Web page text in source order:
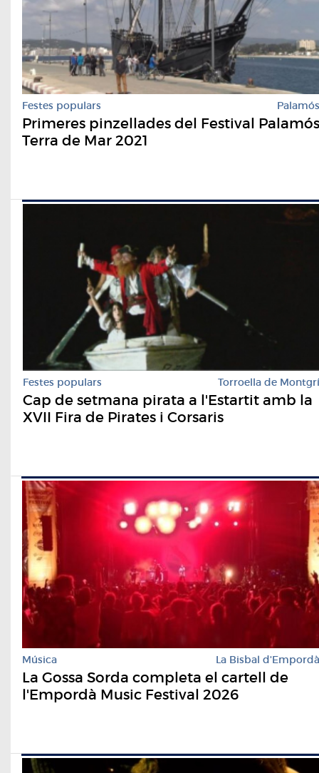
Festes populars Palamós
Primeres pinzellades del Festival Palamós
Terra de Mar 2021
Festes populars Torroella de Montgrí
Cap de setmana pirata a l'Estartit amb la
XVII Fira de Pirates i Corsaris
Música La Bisbal d'Empordà
La Gossa Sorda completa el cartell de
l'Empordà Music Festival 2026